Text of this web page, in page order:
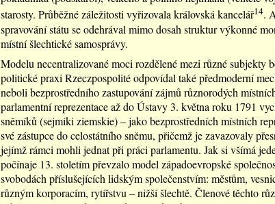
starosty. Průběžné záležitosti vyřizovala královská kancelář14.
spravování státu se odehrával mimo dosah struktur výkonné
místní šlechtické samosprávy.
Modelu necentralizované moci rozdělené mezi různé subjekty
politické praxi Rzeczpospolité odpovídal také předmoderní
neboli bezprostředního zastupování zájmů různorodých
parlamentní reprezentace až do Ústavy 3. května roku 1791
sněmíků (sejmiki ziemskie) – jako bezprostředních místních
své zástupce do celostátního sněmu, přičemž je zavazovaly
jejímž rámci mohli jednat při práci parlamentu. Jak si všímá
počínaje 13. stoletím převzalo model západoevropské
svobodách příslušejících lidským společenstvím: městům,
různým korporacím, rytířstvu – nižší šlechtě. Členové těchto